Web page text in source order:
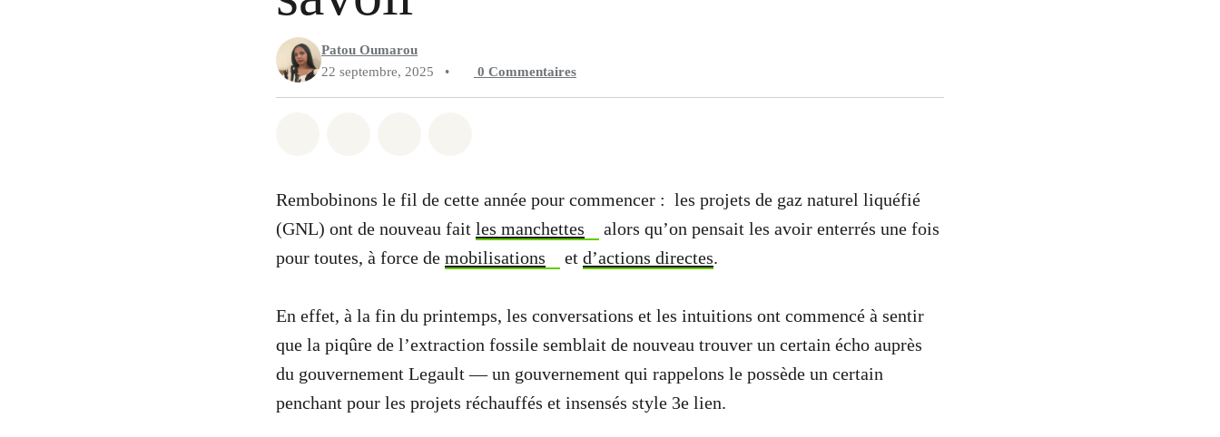
Patou Oumarou
22 septembre, 2025
• 0 Commentaires
Rembobinons le fil de cette année pour commencer : les projets de gaz naturel liquéfié
(GNL) ont de nouveau fait les manchettes
alors qu’on pensait les avoir enterrés une fois
pour toutes, à force de mobilisations et d’actions directes.
En effet, à la fin du printemps, les conversations et les intuitions ont commencé à sentir
que la piqûre de l’extraction fossile semblait de nouveau trouver un certain écho auprès
du gouvernement Legault — un gouvernement qui rappelons le possède un certain
penchant pour les projets réchauffés et insensés style 3e lien.